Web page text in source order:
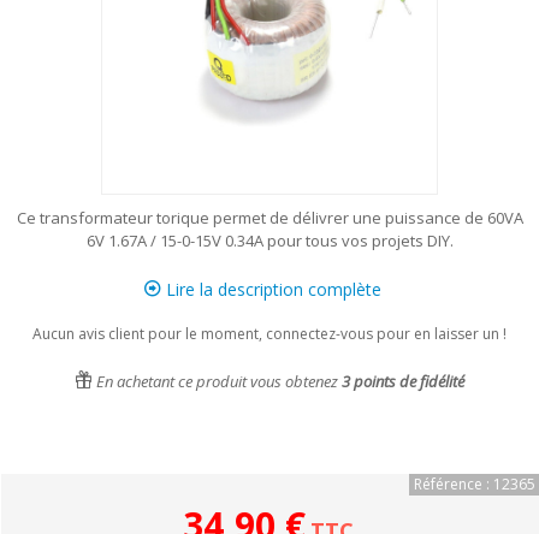
Ce transformateur torique permet de délivrer une puissance de 60VA
6V 1.67A / 15-0-15V 0.34A pour tous vos projets DIY.
Lire la description complète
Aucun avis client pour le moment, connectez-vous pour en laisser un !
En achetant ce produit vous obtenez3points de fidélité
Référence : 12365